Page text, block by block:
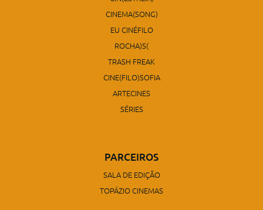
CINEMA(SONG)
EU CINÉFILO
ROCHA)S(
TRASH FREAK
CINE(FILO)SOFIA
ARTECINES
SÉRIES
PARCEIROS
SALA DE EDIÇÃO
TOPÁZIO CINEMAS